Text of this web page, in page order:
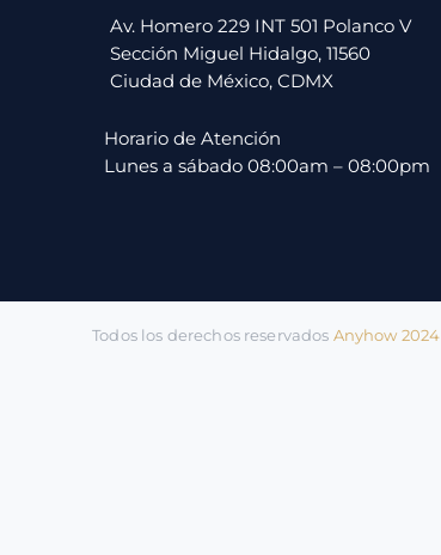
Av. Homero 229 INT 501 Polanco V
Sección Miguel Hidalgo, 11560
Ciudad de México, CDMX
Horario de Atención
Lunes a sábado 08:00am – 08:00pm
Todos los derechos reservados Anyhow 2024
Contacto